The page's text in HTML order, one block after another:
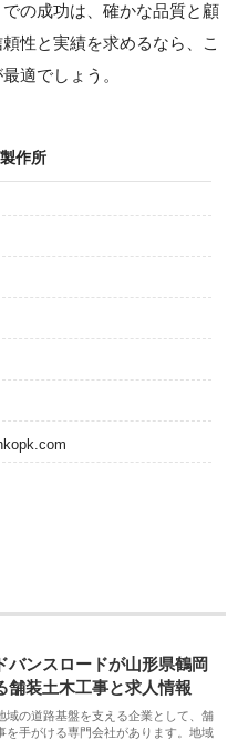
の成功は、確かな品質と顧
性と実績を求めるなら、こ
適でしょう。
作所
バンスロードが山形県鶴岡
舗装土木工事と求人情報
域の道路基盤を支える企業として、舗
を手がける専門会社があります。地域